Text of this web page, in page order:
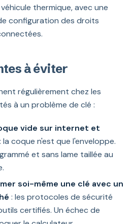
thermique, avec une
configuration des droits
à éviter
régulièrement chez les
à un problème de clé :
vide sur internet et
: la coque n'est que l'enveloppe.
et sans lame taillée au
soi-même une clé avec un
: les protocoles de sécurité
certifiés. Un échec de